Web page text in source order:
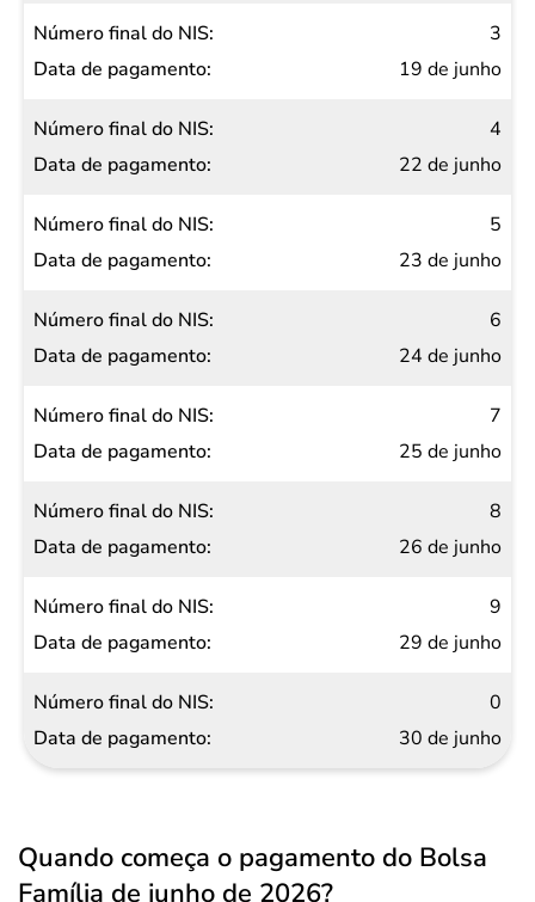
3
19 de junho
4
22 de junho
5
23 de junho
6
24 de junho
7
25 de junho
8
26 de junho
9
29 de junho
0
30 de junho
Quando começa o pagamento do Bolsa
Família de junho de 2026?